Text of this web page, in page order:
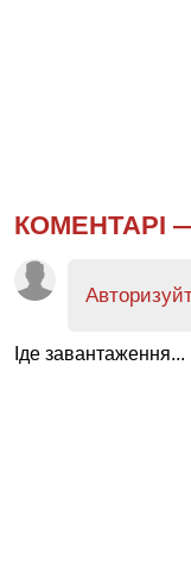
КОМЕНТАРІ
Іде завантаження...